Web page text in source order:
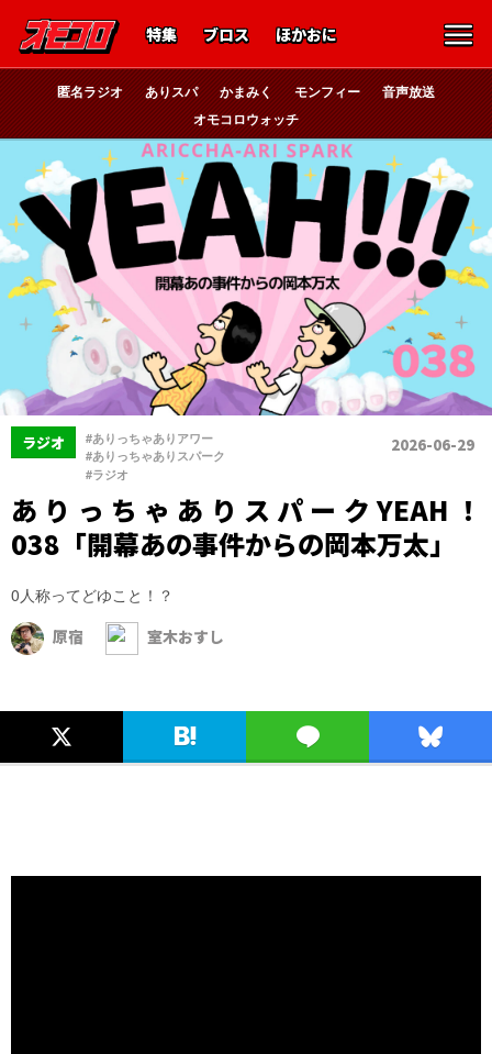
特集 ブロス ほかおに
匿名ラジオ ありスパ かまみく モンフィー
音声放送
オモコロウォッチ
ラジオ #ありっちゃありアワー
#ありっちゃありスパーク
#ラジオ
2026-06-29
ありっちゃありスパークYEAH！
038「開幕あの事件からの岡本万太」
0人称ってどゆこと！？
原宿
室木おすし